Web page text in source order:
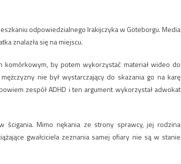
odpowiedzialnego Irakijczyka w Göteborgu. Media
znalazła się na miejscu.
komórkowym, by potem wykorzystać materiał wideo do
nie był wystarczający do skazania go na karę
zespół ADHD i ten argument wykorzystał adwokat
ścigania. Mimo nękania ze strony sprawcy, jej rodzina
gwałciciela zeznania samej ofiary nie są w stanie